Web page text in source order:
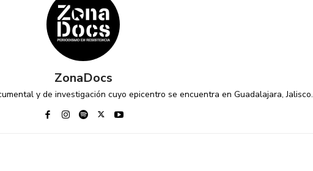
ZonaDocs
y de investigación cuyo epicentro se encuentra en Guadalajara, Jalisco.